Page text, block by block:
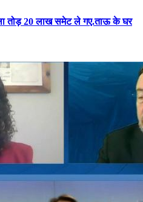
तोड़ 20 लाख समेट ले गए.ताऊ के घर